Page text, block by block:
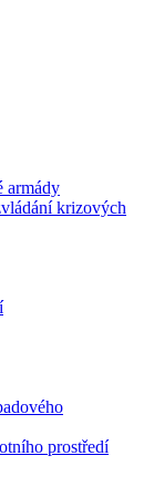
armády
krizových
prostředí